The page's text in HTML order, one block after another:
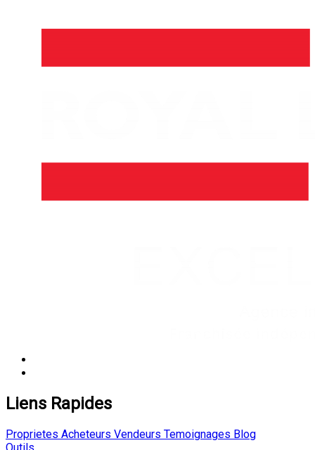
Liens Rapides
Proprietes Acheteurs Vendeurs Temoignages Blog